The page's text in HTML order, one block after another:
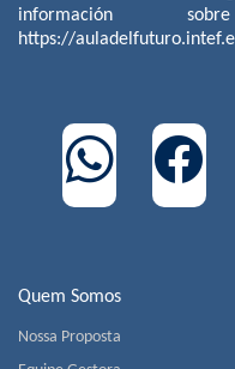
Quem Somos
Nossa Proposta
información
https://